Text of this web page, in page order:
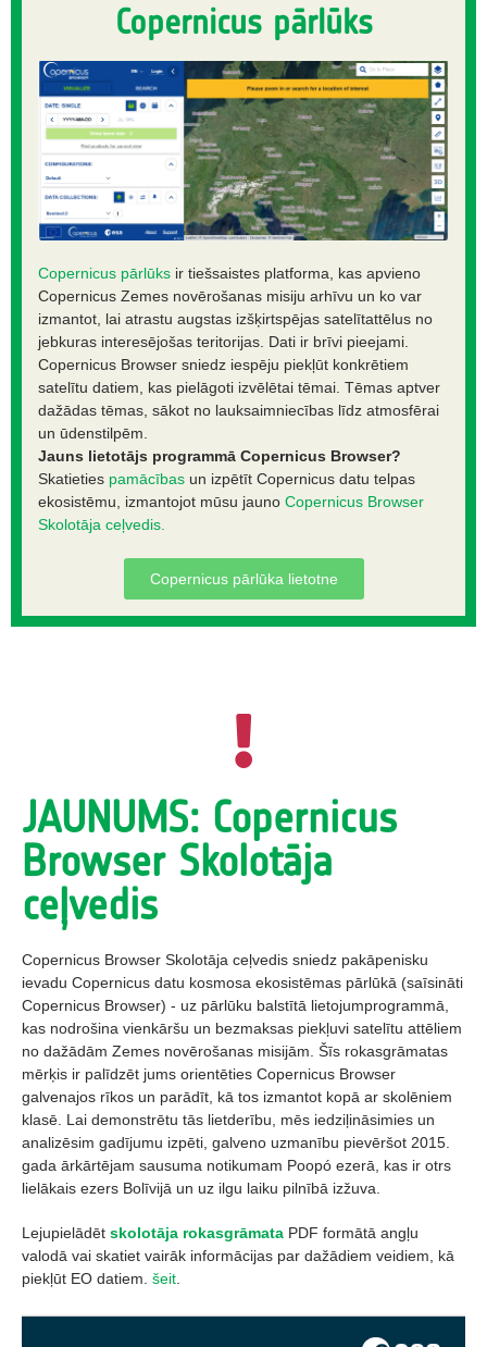
Copernicus pārlūks
Copernicus pārlūks ir tiešsaistes platforma, kas apvieno
Copernicus Zemes novērošanas misiju arhīvu un ko var
izmantot, lai atrastu augstas izšķirtspējas satelītattēlus no
jebkuras interesējošas teritorijas. Dati ir brīvi pieejami.
Copernicus Browser sniedz iespēju piekļūt konkrētiem
satelītu datiem, kas pielāgoti izvēlētai tēmai. Tēmas aptver
dažādas tēmas, sākot no lauksaimniecības līdz atmosfērai
un ūdenstilpēm.
Jauns lietotājs programmā Copernicus Browser?
Skatieties pamācības un izpētīt Copernicus datu telpas
ekosistēmu, izmantojot mūsu jauno Copernicus Browser
Skolotāja ceļvedis.
Copernicus pārlūka lietotne
JAUNUMS: Copernicus
Browser Skolotāja
ceļvedis
Copernicus Browser Skolotāja ceļvedis sniedz pakāpenisku
ievadu Copernicus datu kosmosa ekosistēmas pārlūkā (saīsināti
Copernicus Browser) - uz pārlūku balstītā lietojumprogrammā,
kas nodrošina vienkāršu un bezmaksas piekļuvi satelītu attēliem
no dažādām Zemes novērošanas misijām. Šīs rokasgrāmatas
mērķis ir palīdzēt jums orientēties Copernicus Browser
galvenajos rīkos un parādīt, kā tos izmantot kopā ar skolēniem
klasē. Lai demonstrētu tās lietderību, mēs iedziļināsimies un
analizēsim gadījumu izpēti, galveno uzmanību pievēršot 2015.
gada ārkārtējam sausuma notikumam Poopó ezerā, kas ir otrs
lielākais ezers Bolīvijā un uz ilgu laiku pilnībā izžuva.
Lejupielādēt skolotāja rokasgrāmata PDF formātā angļu
valodā vai skatiet vairāk informācijas par dažādiem veidiem, kā
piekļūt EO datiem. šeit